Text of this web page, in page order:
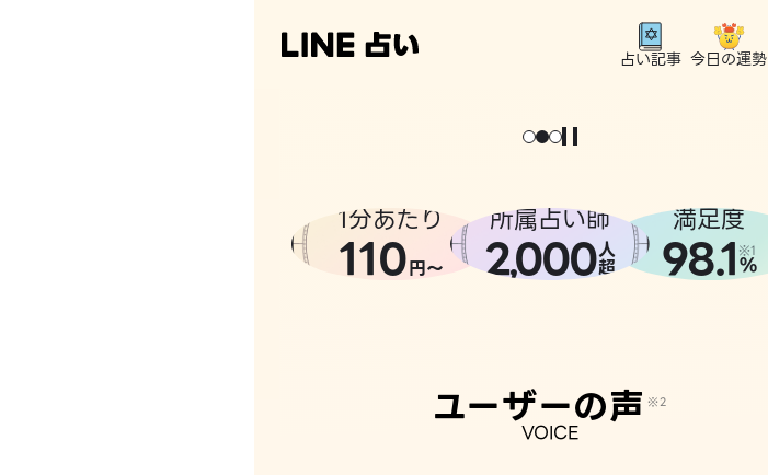
占い記事 今日の運勢
1分あたり
110円〜
所属占い師
2,000人
超
満足度
98.1 ※1
%
ユーザーの声 ※2
VOICE